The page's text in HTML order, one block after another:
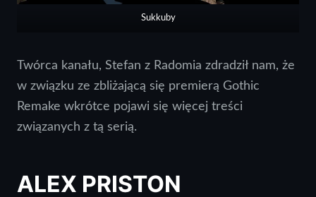
Sukkuby
Twórca kanału, Stefan z Radomia zdradził nam, że
w związku ze zbliżającą się premierą Gothic
Remake wkrótce pojawi się więcej treści
związanych z tą serią.
ALEX PRISTON